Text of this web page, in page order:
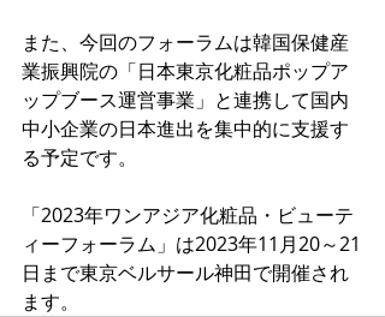
また、今回のフォーラムは韓国保健産
業振興院の「日本東京化粧品ポップア
ップブース運営事業」と連携して国内
中小企業の日本進出を集中的に支援す
る予定です。
「2023年ワンアジア化粧品・ビューテ
ィーフォーラム」は2023年11月20～21
日まで東京ベルサール神田で開催され
ます。